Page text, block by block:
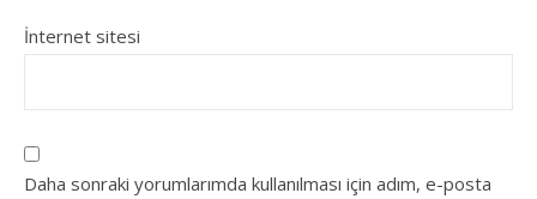
İnternet sitesi
Daha sonraki yorumlarımda kullanılması için adım, e-posta